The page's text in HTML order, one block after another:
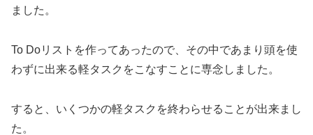
ました。
To Doリストを作ってあったので、その中であまり頭を使
わずに出来る軽タスクをこなすことに専念しました。
すると、いくつかの軽タスクを終わらせることが出来まし
た。